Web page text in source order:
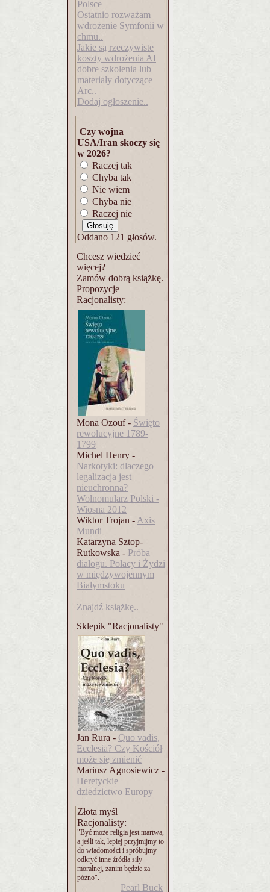
Polsce
Ostatnio rozważam
wdrożenie Symfonii w
chmu..
Jakie są rzeczywiste
koszty wdrożenia AI
dobre szkolenia lub
materiały dotyczące
Arc..
Dodaj ogłoszenie..
Czy wojna
USA/Iran skoczy się
w 2026?
Raczej tak
Chyba tak
Nie wiem
Chyba nie
Raczej nie
Oddano 121 głosów.
Chcesz wiedzieć
więcej?
Zamów dobrą książkę.
Propozycje
Racjonalisty:
Mona Ozouf - Święto
rewolucyjne 1789-
1799
Michel Henry -
Narkotyki: dlaczego
legalizacja jest
nieuchronna?
Wolnomularz Polski -
Wiosna 2012
Wiktor Trojan - Axis
Mundi
Katarzyna Sztop-
Rutkowska - Próba
dialogu. Polacy i Żydzi
w międzywojennym
Białymstoku
Znajdź książkę..
Sklepik "Racjonalisty"
Jan Rura - Quo vadis,
Ecclesia? Czy Kościół
może się zmienić
Mariusz Agnosiewicz -
Heretyckie
dziedzictwo Europy
Złota myśl
Racjonalisty:
"Być może religia jest martwa,
a jeśli tak, lepiej przyjmijmy to
do wiadomości i spróbujmy
odkryć inne źródła siły
moralnej, zanim będzie za
późno".
Pearl Buck